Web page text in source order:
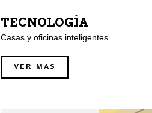
TECNOLOGÍA
Casas y oficinas inteligentes
VER MAS